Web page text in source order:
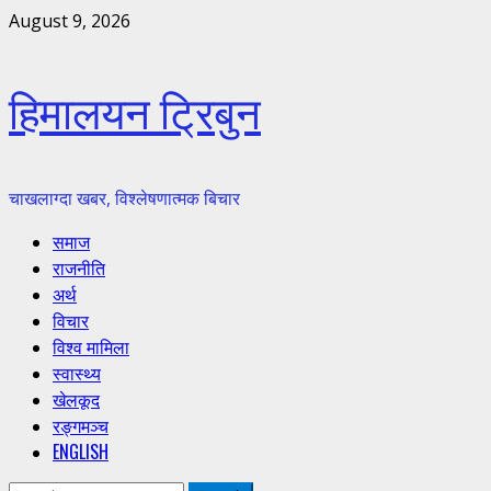
Skip
August 9, 2026
हिमालयन ट्रिबुन
चाखलाग्दा खबर, विश्लेषणात्मक बिचार
Primary
Menu
समाज
राजनीति
अर्थ
विचार
विश्व मामिला
स्वास्थ्य
खेलकूद
रङ्गमञ्च
ENGLISH